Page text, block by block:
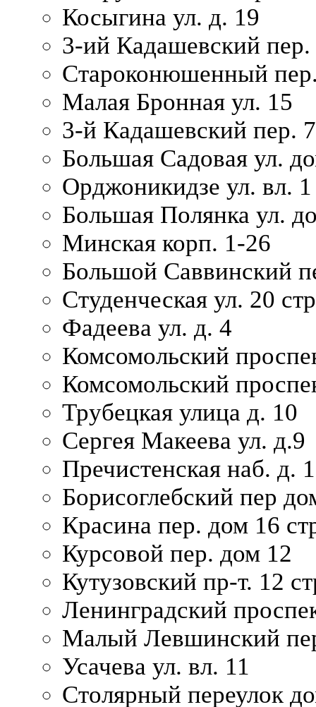
Косыгина ул. д. 19
3-ий Кадашевский пер.
Староконюшенный
Малая Бронная ул. 15
3-й Кадашевский пер.
Большая Садовая ул.
Орджоникидзе ул. вл. 1
Большая Полянка ул.
Минская корп. 1-26
Большой Саввинский
Студенческая ул. 20
Фадеева ул. д. 4
Комсомольский
Комсомольский
Трубецкая улица д. 10
Сергея Макеева ул. д.9
Пречистенская наб. д.
Борисоглебский пер
Красина пер. дом 16
Курсовой пер. дом 12
Кутузовский пр-т. 12
Ленинградский
Малый Левшинский
Усачева ул. вл. 11
Столярный переулок